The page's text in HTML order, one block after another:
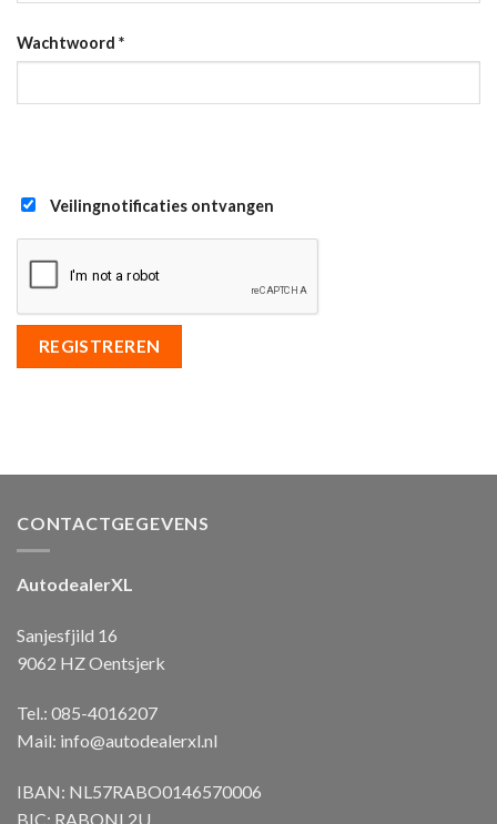
Wachtwoord *
Veilingnotificaties ontvangen
REGISTREREN
CONTACTGEGEVENS
AutodealerXL
Sanjesfjild 16
9062 HZ Oentsjerk
Tel.: 085-4016207
Mail: info@autodealerxl.nl
IBAN: NL57RABO0146570006
BIC: RABONL2U